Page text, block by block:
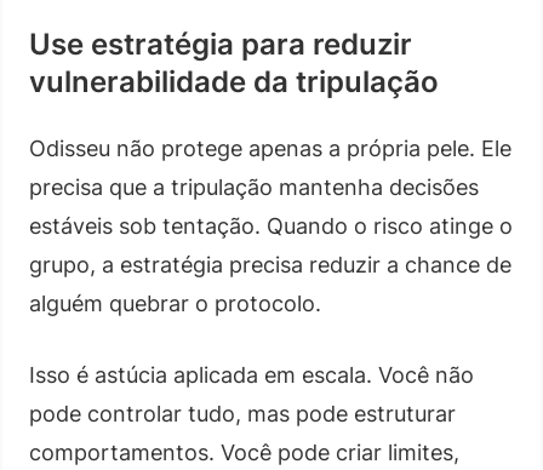
Use estratégia para reduzir
vulnerabilidade da tripulação
Odisseu não protege apenas a própria pele. Ele
precisa que a tripulação mantenha decisões
estáveis sob tentação. Quando o risco atinge o
grupo, a estratégia precisa reduzir a chance de
alguém quebrar o protocolo.
Isso é astúcia aplicada em escala. Você não
pode controlar tudo, mas pode estruturar
comportamentos. Você pode criar limites,